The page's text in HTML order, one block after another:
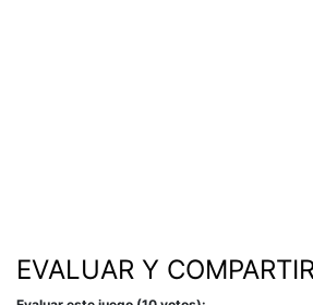
EVALUAR Y